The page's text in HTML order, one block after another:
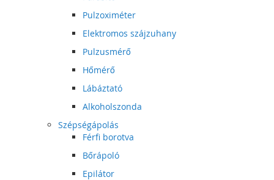
Pulzoximéter
Elektromos szájzuhany
Pulzusmérő
Hőmérő
Lábáztató
Alkoholszonda
Szépségápolás
Férfi borotva
Bőrápoló
Epilátor